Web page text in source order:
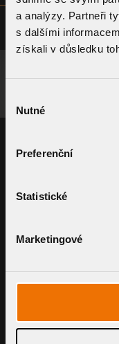
a analýzy. Partneři
s dalšími
získali v důsledku
souhlasu
Nutné
Preferenční
Statistické
Marketingové
Notüberlauf zur
TWN OVER
BAUTEIL-DETAIL